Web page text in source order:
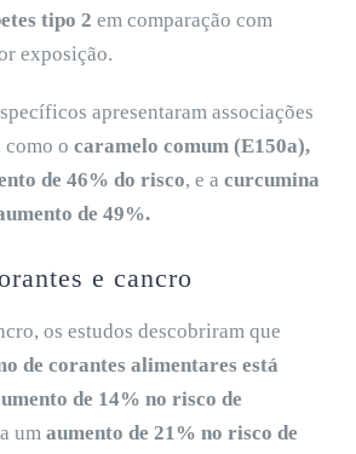
tipo 2 em comparação com
exposição.
apresentaram associações
como o caramelo comum (E150a),
de 46% do risco, e a curcumina
de 49%.
e cancro
os estudos descobriram que
de corantes alimentares está
de 14% no risco de
um aumento de 21% no risco de